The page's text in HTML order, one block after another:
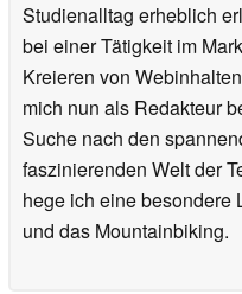
Studienalltag erheblich
bei einer Tätigkeit im
Kreieren von
mich nun als Redakteur
Suche nach den
faszinierenden Welt der
hege ich eine besondere
und das Mountainbiking.